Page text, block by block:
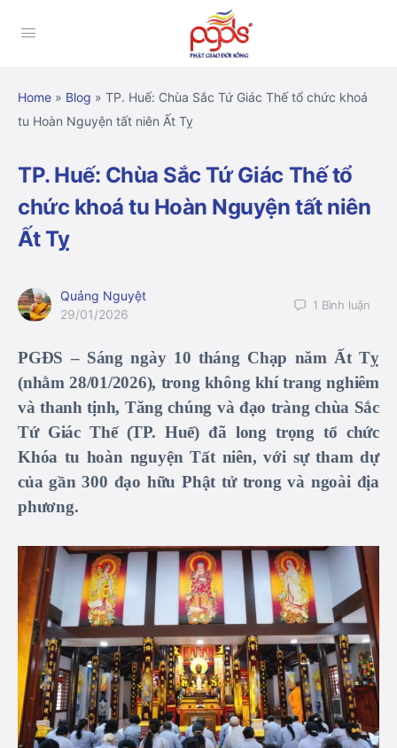
Home » Blog » TP. Huế: Chùa Sắc Tứ Giác Thế tổ chức khoá
tu Hoàn Nguyện tất niên Ất Tỵ
TP. Huế: Chùa Sắc Tứ Giác Thế tổ
chức khoá tu Hoàn Nguyện tất niên
Ất Tỵ
Quảng Nguyệt
29/01/2026
1 Bình luận
PGĐS – Sáng ngày 10 tháng Chạp năm Ất Tỵ
(nhằm 28/01/2026), trong không khí trang nghiêm
và thanh tịnh, Tăng chúng và đạo tràng chùa Sắc
Tứ Giác Thế (TP. Huế) đã long trọng tổ chức
Khóa tu hoàn nguyện Tất niên, với sự tham dự
của gần 300 đạo hữu Phật tử trong và ngoài địa
phương.